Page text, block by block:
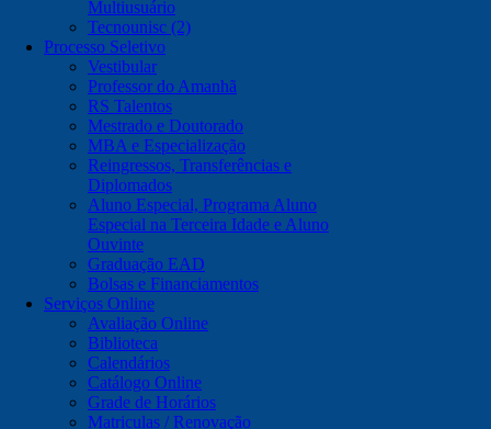
Multiusuário
Tecnounisc (2)
Processo Seletivo
Vestibular
Professor do Amanhã
RS Talentos
Mestrado e Doutorado
MBA e Especialização
Reingressos, Transferências e
Diplomados
Aluno Especial, Programa Aluno
Especial na Terceira Idade e Aluno
Ouvinte
Graduação EAD
Bolsas e Financiamentos
Serviços Online
Avaliação Online
Biblioteca
Calendários
Catálogo Online
Grade de Horários
Matriculas / Renovação